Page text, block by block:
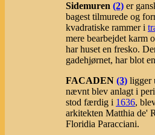
Sidemuren (2) er
bagest tilmurede og
kvadratiske rammer i
mere bearbejdet karm
har huset en fresko.
gadehjørnet, har blot
FACADEN (3) ligger
nævnt blev anlagt i
stod færdig i 1636,
arkitekten Matthia de'
Floridia Paracciani.